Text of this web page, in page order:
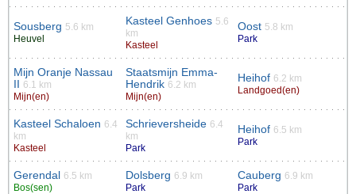
Sousberg 5.6 km
Heuvel
Kasteel Genhoes 5.6
km
Kasteel
Oost 5.8 km
Park
Mijn Oranje Nassau
6.1 km
Mijn(en)
Staatsmijn Emma-
Hendrik 6.2 km
Mijn(en)
Heihof 6.2 km
Landgoed(en)
Kasteel Schaloen 6.4
km
Kasteel
Schrieversheide 6.4
km
Park
Heihof 6.5 km
Park
Gerendal
6.5 km
Bos(sen)
Dolsberg 6.9 km
Park
Cauberg 6.9 km
Park